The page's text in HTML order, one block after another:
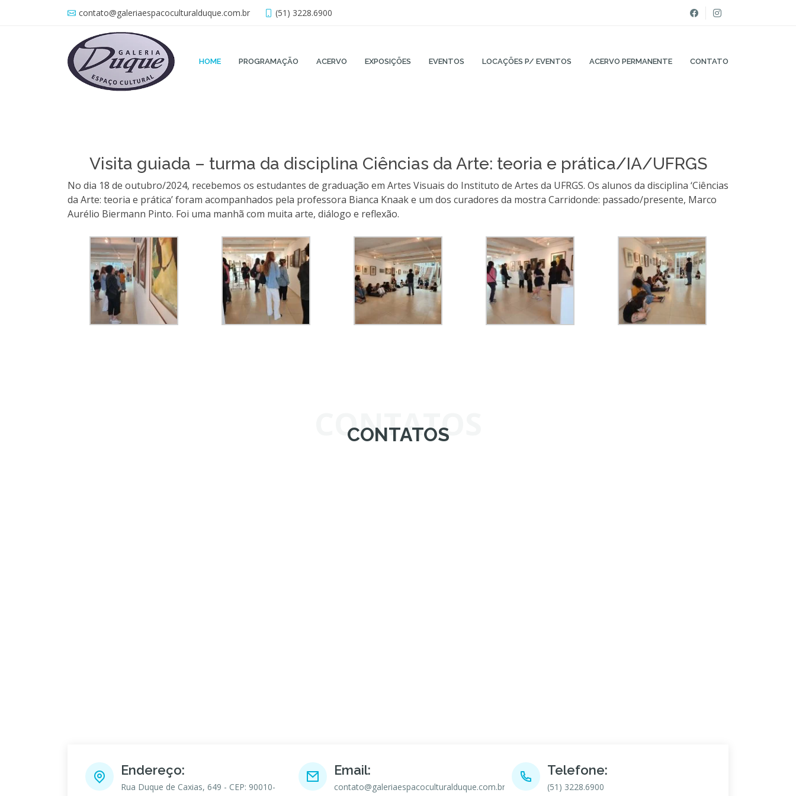
contato@galeriaespacoculturalduque.com.br (51) 3228.6900
HOME PROGRAMAÇÃO ACERVO EXPOSIÇÕES EVENTOS LOCAÇÕES P/ EVENTOS ACERVO PERMANENTE CONTATO
Visita guiada – turma da disciplina Ciências da Arte: teoria e prática/IA/UFRGS
No dia 18 de outubro/2024, recebemos os estudantes de graduação em Artes Visuais do Instituto de Artes da UFRGS. Os alunos da disciplina ‘Ciências
da Arte: teoria e prática’ foram acompanhados pela professora Bianca Knaak e um dos curadores da mostra Carridonde: passado/presente, Marco
Aurélio Biermann Pinto. Foi uma manhã com muita arte, diálogo e reflexão.
CONTATOS
CONTATOS
Endereço:
Rua Duque de Caxias, 649 - CEP: 90010-
Email:
contato@galeriaespacoculturalduque.com.br
Telefone:
(51) 3228.6900